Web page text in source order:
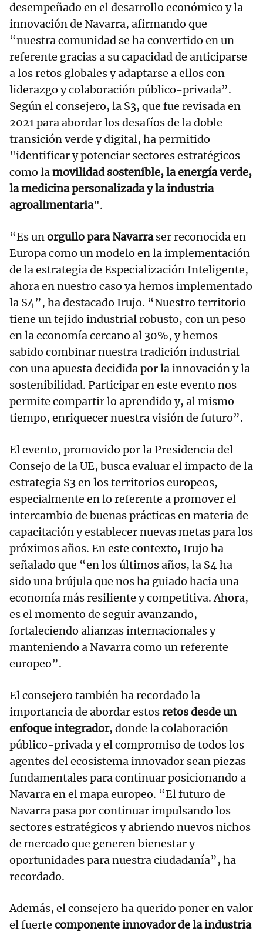
desempeñado en el desarrollo económico y la
innovación de Navarra, afirmando que
“nuestra comunidad se ha convertido en un
referente gracias a su capacidad de anticiparse
a los retos globales y adaptarse a ellos con
liderazgo y colaboración público-privada”.
Según el consejero, la S3, que fue revisada en
2021 para abordar los desafíos de la doble
transición verde y digital, ha permitido
"identificar y potenciar sectores estratégicos
como lamovilidad sostenible, la energía verde,
la medicina personalizada y la industria
agroalimentaria".
“Es unorgullo para Navarraser reconocida en
Europa como un modelo en la implementación
de la estrategia de Especialización Inteligente,
ahora en nuestro caso ya hemos implementado
la S4”, ha destacado Irujo. “Nuestro territorio
tiene un tejido industrial robusto, con un peso
en la economía cercano al 30%, y hemos
sabido combinar nuestra tradición industrial
con una apuesta decidida por la innovación y la
sostenibilidad. Participar en este evento nos
permite compartir lo aprendido y, al mismo
tiempo, enriquecer nuestra visión de futuro”.
El evento, promovido por la Presidencia del
Consejo de la UE, busca evaluar el impacto de la
estrategia S3 en los territorios europeos,
especialmente en lo referente a promover el
intercambio de buenas prácticas en materia de
capacitación y establecer nuevas metas para los
próximos años. En este contexto, Irujo ha
señalado que “en los últimos años, la S4 ha
sido una brújula que nos ha guiado hacia una
economía más resiliente y competitiva. Ahora,
es el momento de seguir avanzando,
fortaleciendo alianzas internacionales y
manteniendo a Navarra como un referente
europeo”.
El consejero también ha recordado la
importancia de abordar estosretos desde un
enfoque integrador, donde la colaboración
público-privada y el compromiso de todos los
agentes del ecosistema innovador sean piezas
fundamentales para continuar posicionando a
Navarra en el mapa europeo. “El futuro de
Navarra pasa por continuar impulsando los
sectores estratégicos y abriendo nuevos nichos
de mercado que generen bienestar y
oportunidades para nuestra ciudadanía”, ha
recordado.
Además, el consejero ha querido poner en valor
el fuerte componente innovador de la industria